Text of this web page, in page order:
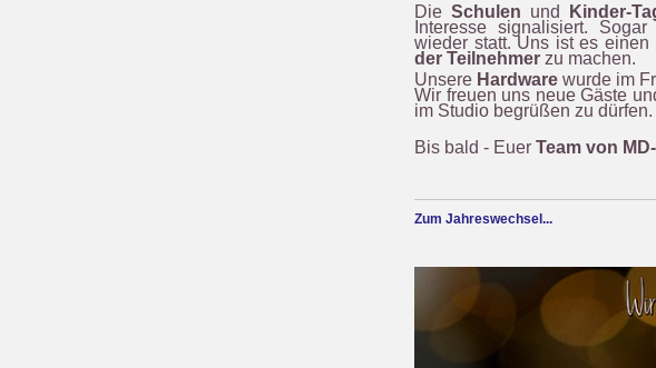
Die Schulen und Kinder-
Interesse signalisiert. Sogar
wieder statt. Uns ist es
der Teilnehmer zu machen.
Unsere Hardware wurde im
Wir freuen uns neue Gäste
im Studio begrüßen zu dürfen.
Bis bald - Euer Team von
Zum Jahreswechsel...